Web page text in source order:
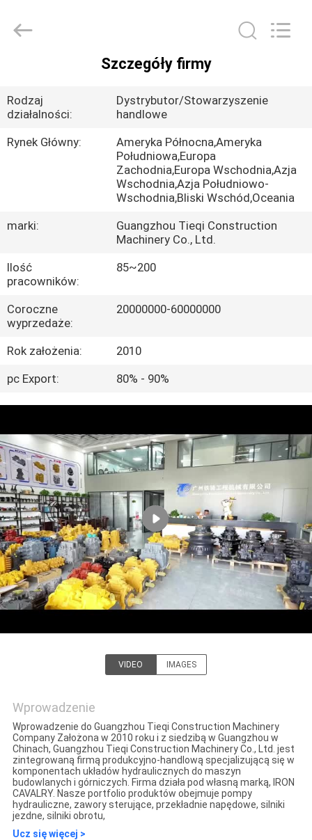
PRODUKTY
VR
O
NAS
WYCIECZKA
FABRYCE
KONTROLA
JAKOŚCI
SKONTAKTUJ
SIĘ
Z
NAMI
WSZYSTKIE
POPROSIĆ
O
WYCENĘ
SITEMAP
Machinery
Szczegóły firmy
Rodzaj
działalności:
Dystrybutor/Stowarzyszenie
handlowe
Rynek Główny:
Ameryka Północna,Ameryka
Południowa,Europa
Zachodnia,Europa Wschodnia,Azja
Wschodnia,Azja Południowo-
Wschodnia,Bliski Wschód,Oceania
marki:
Guangzhou Tieqi Construction
Machinery Co., Ltd.
Ilość
pracowników:
85~200
Coroczne
wyprzedaże:
20000000-60000000
Rok założenia:
2010
pc Export:
80% - 90%
Machinery Co., Ltd.
VIDEO IMAGES
Wprowadzenie
Wprowadzenie do Guangzhou Tieqi Construction Machinery
Company Założona w 2010 roku i z siedzibą w Guangzhou w
Chinach, Guangzhou Tieqi Construction Machinery Co., Ltd. jest
zintegrowaną firmą produkcyjno-handlową specjalizującą się w
komponentach układów hydraulicznych do maszyn
budowlanych i górniczych. Firma działa pod własną marką, IRON
CAVALRY. Nasze portfolio produktów obejmuje pompy
hydrauliczne, zawory sterujące, przekładnie napędowe, silniki
jezdne, silniki obrotu,
Ucz się więcej >